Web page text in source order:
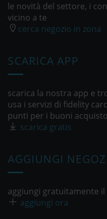
le novità del settore, i
vicino a te
cerca negozio in zona
SCARICA APP
scarica la nostra app e
usa i servizi di fidelity
punti per i buoni
scarica gratis
AGGIUNGI
aggiungi gratuitamente
aggiungi ora